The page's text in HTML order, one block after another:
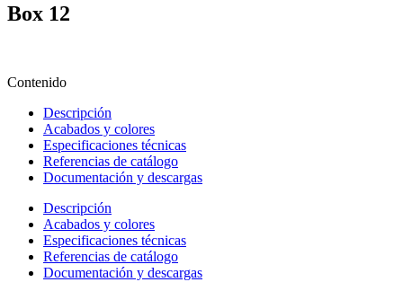
Box 12
Contenido
Descripción
Acabados y colores
Especificaciones técnicas
Referencias de catálogo
Documentación y descargas
Descripción
Acabados y colores
Especificaciones técnicas
Referencias de catálogo
Documentación y descargas